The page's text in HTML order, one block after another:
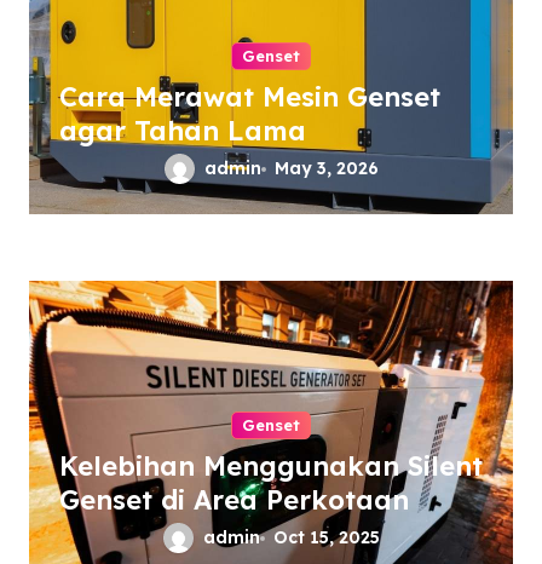
Genset
Cara Merawat Mesin Genset
agar Tahan Lama
admin May 3, 2026
Genset
Kelebihan Menggunakan Silent
Genset di Area Perkotaan
admin Oct 15, 2025